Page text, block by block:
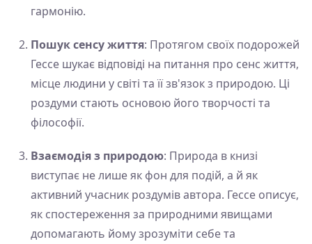
гармонію.
Пошук сенсу життя: Протягом своїх подорожей
Гессе шукає відповіді на питання про сенс життя,
місце людини у світі та її зв'язок з природою. Ці
роздуми стають основою його творчості та
філософії.
Взаємодія з природою: Природа в книзі
виступає не лише як фон для подій, а й як
активний учасник роздумів автора. Гессе описує,
як спостереження за природними явищами
допомагають йому зрозуміти себе та